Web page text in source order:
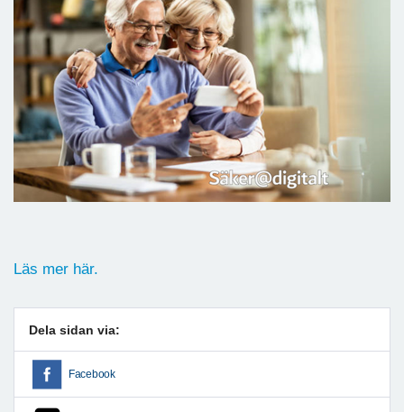
Läs mer här.
Dela sidan via:
Facebook